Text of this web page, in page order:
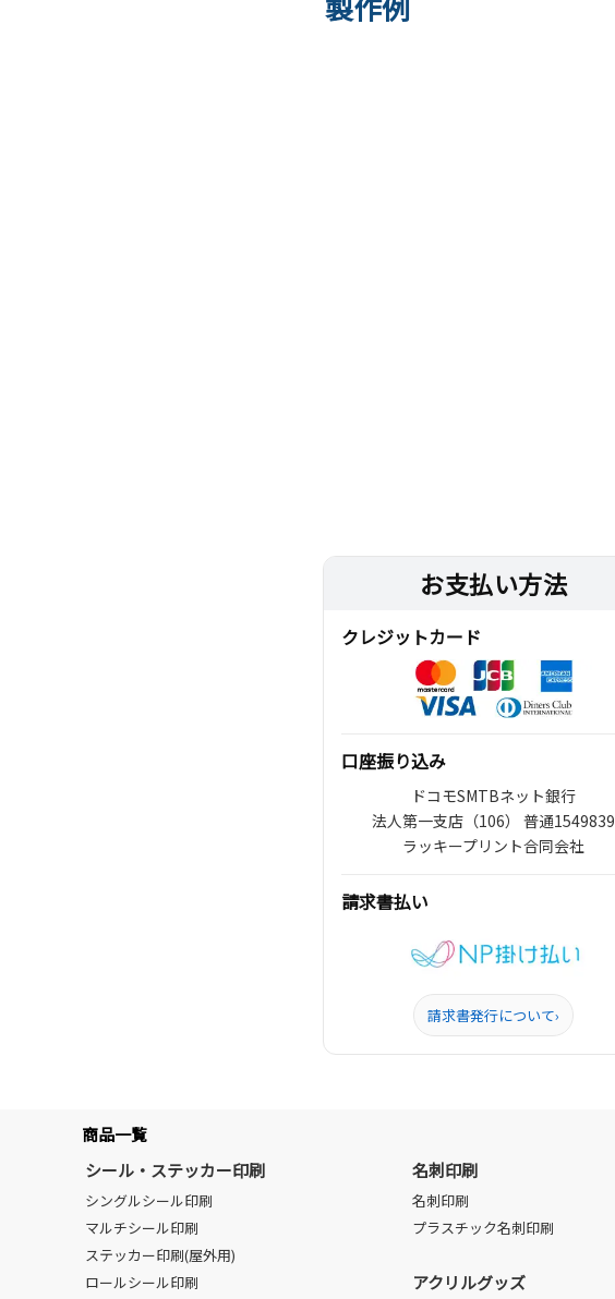
お支払い方法
クレジットカード
口座振り込み
ドコモSMTBネット銀行
法人第一支店（106） 普通1549839
ラッキープリント合同会社
請求書払い
請求書発行について›
商品一覧
シール・ステッカー印刷
シングルシール印刷
マルチシール印刷
ステッカー印刷(屋外用)
ロールシール印刷
名刺印刷
名刺印刷
プラスチック名刺印刷
アクリルグッズ